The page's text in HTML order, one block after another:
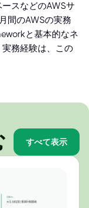
スなどのAWSサ
間のAWSの実務
と基本的なネ
務経験は、この
すべて表示